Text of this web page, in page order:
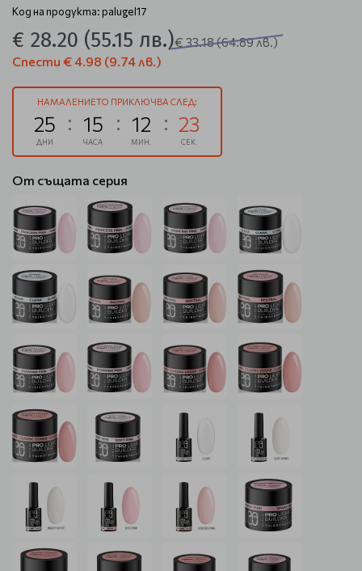
Код на продукта: palugel17
€ 28.20 (55.15 лв.)€ 33.18(64.89 лв.)
Спести € 4.98 (9.74 лв.)
НАМАЛЕНИЕТО ПРИКЛЮЧВА СЛЕД:
25
ДНИ
15
ЧАСА
12
МИН.
23
СЕК.
От същата серия